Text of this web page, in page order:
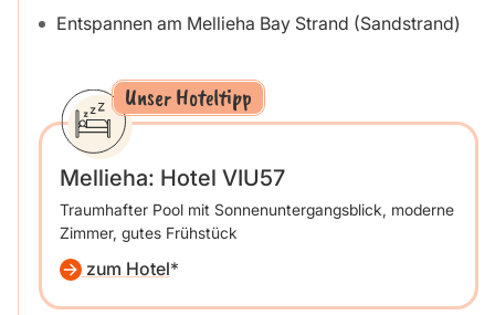
Entspannen am Mellieha Bay Strand (Sandstrand)
Unser Hoteltipp
Mellieha: Hotel VIU57
Traumhafter Pool mit Sonnenuntergangsblick, moderne
Zimmer, gutes Frühstück
zum Hotel